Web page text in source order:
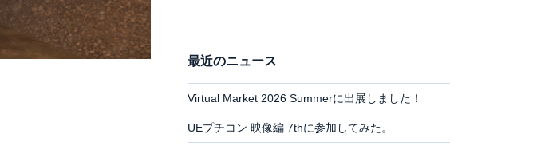
最近のニュース
Virtual Market 2026 Summerに出展しました！
UEプチコン 映像編 7thに参加してみた。